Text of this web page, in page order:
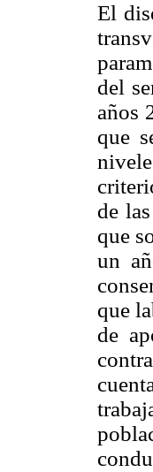
El
del
años
que
de
que
un
que
de